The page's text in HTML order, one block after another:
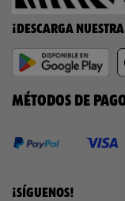
¡DESCARGA
MÉTODOS DE
¡SÍGUENOS!